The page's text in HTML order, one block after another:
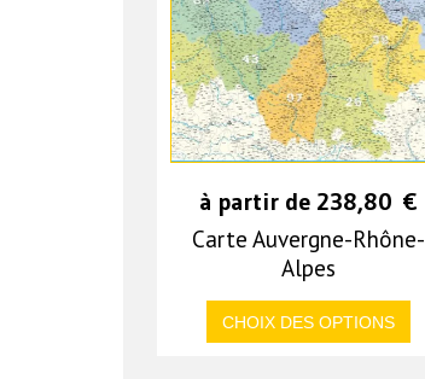
à partir de 238,80 €
Carte Auvergne-Rhône-
Alpes
CHOIX DES OPTIONS